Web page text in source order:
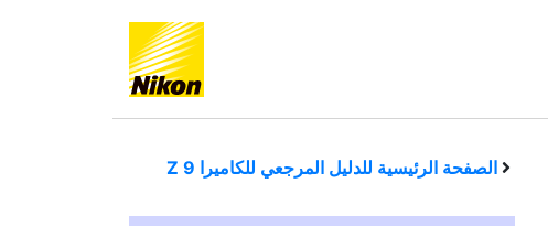
الصفحة الرئيسية للدليل المرجعي للكاميرا Z 9